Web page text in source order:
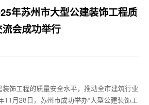
年苏州市大型公建装饰工程质
会成功举行
饰工程的质量安全水平，推动全市建筑行业
11月28日，苏州市成功举办“大型公建装饰工